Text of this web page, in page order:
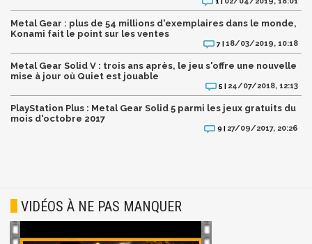
Metal Gear : plus de 54 millions d'exemplaires dans le monde,
Konami fait le point sur les ventes
7 |18/03/2019, 10:18
Metal Gear Solid V : trois ans après, le jeu s'offre une nouvelle
mise à jour où Quiet est jouable
5 | 24/07/2018, 12:13
PlayStation Plus : Metal Gear Solid 5 parmi les jeux gratuits du
mois d'octobre 2017
9 | 27/09/2017, 20:26
VIDÉOS À NE PAS MANQUER